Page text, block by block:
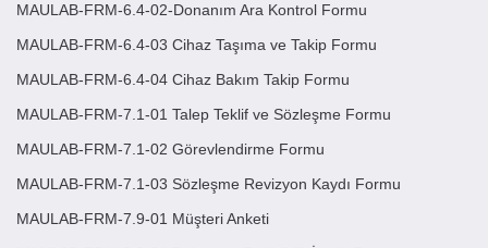
MAULAB-FRM-6.4-02-Donanım Ara Kontrol Formu
MAULAB-FRM-6.4-03 Cihaz Taşıma ve Takip Formu
MAULAB-FRM-6.4-04 Cihaz Bakım Takip Formu
MAULAB-FRM-7.1-01 Talep Teklif ve Sözleşme Formu
MAULAB-FRM-7.1-02 Görevlendirme Formu
MAULAB-FRM-7.1-03 Sözleşme Revizyon Kaydı Formu
MAULAB-FRM-7.9-01 Müşteri Anketi